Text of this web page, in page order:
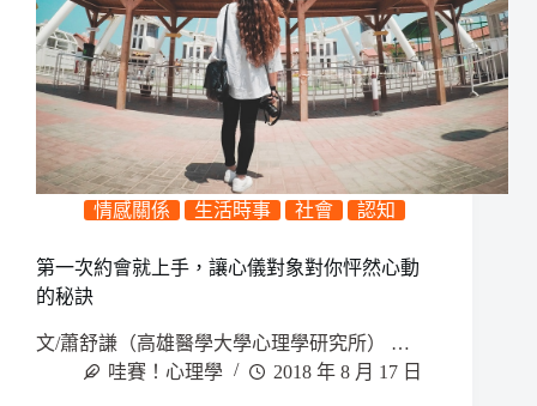
情感關係 生活時事 社會 認知
第一次約會就上手，讓心儀對象對你怦然心動
的秘訣
文/蕭舒謙（高雄醫學大學心理學研究所） …
哇賽！心理學
2018 年 8 月 17 日